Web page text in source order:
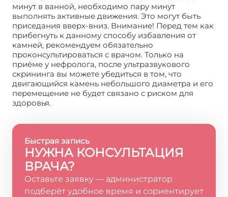
минут в ванной, необходимо пару минут
выполнять активные движения. Это могут быть
приседания вверх-вниз. Внимание! Перед тем как
прибегнуть к данному способу избавления от
камней, рекомендуем обязательно
проконсультироваться с врачом. Только на
приёме у нефролога, после ультразвукового
скрининга вы можете убедиться в том, что
двигающийся камень небольшого диаметра и его
перемещение не будет связано с риском для
здоровья.
Быстрая запись
НУЖНА КОНСУЛЬТАЦИЯ
ВРАЧА?
Оставьте заявку — администратор
подберёт удобное время и сориентирует